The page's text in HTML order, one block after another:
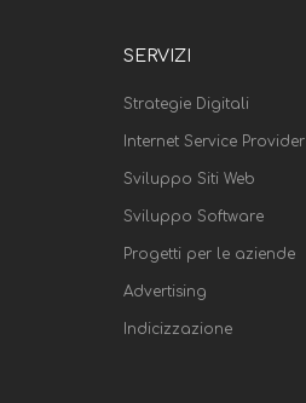
SERVIZI
Strategie Digitali
Internet Service Provider
Sviluppo Siti Web
Sviluppo Software
Progetti per le aziende
Advertising
Indicizzazione